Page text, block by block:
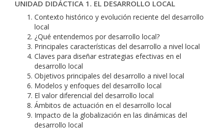
UNIDAD DIDÁCTICA 1. EL DESARROLLO LOCAL
Contexto histórico y evolución reciente del desarrollo
local
¿Qué entendemos por desarrollo local?
Principales características del desarrollo a nivel local
Claves para diseñar estrategias efectivas en el
desarrollo local
Objetivos principales del desarrollo a nivel local
Modelos y enfoques del desarrollo local
El valor diferencial del desarrollo local
Ámbitos de actuación en el desarrollo local
Impacto de la globalización en las dinámicas del
desarrollo local